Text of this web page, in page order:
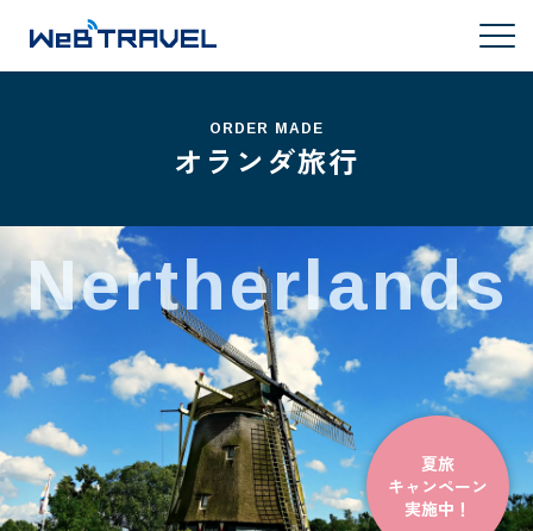
ORDER MADE
オランダ旅行
Nertherlands
夏旅
キャンペーン
実施中！